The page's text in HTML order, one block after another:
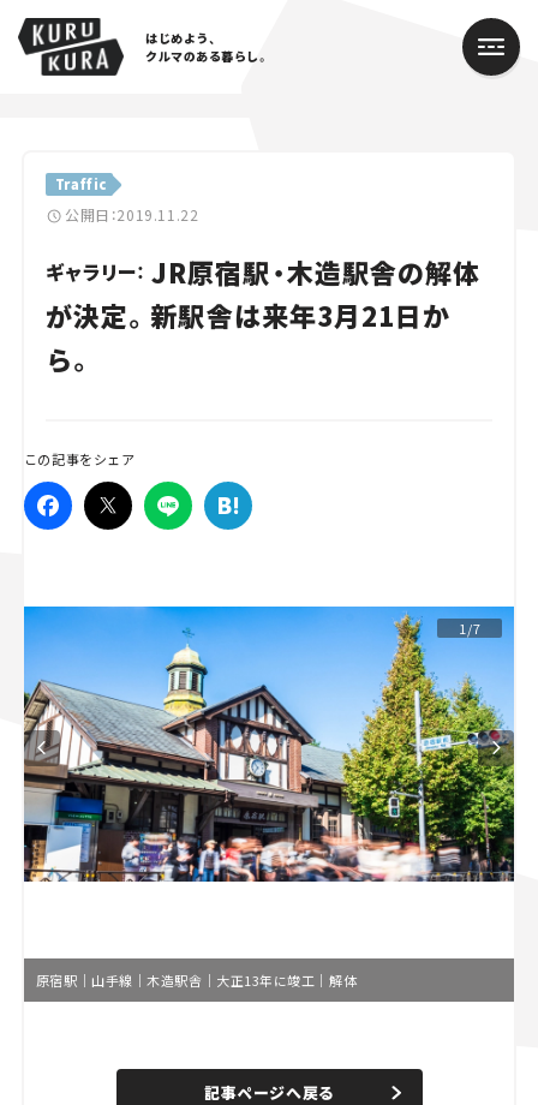
はじめよう、
クルマのある暮らし。
Traffic
公開日：2019.11.22
ギャラリー： JR原宿駅・木造駅舎の解体
が決定。新駅舎は来年3月21日か
ら。
この記事をシェア
1/7
原宿駅｜山手線｜木造駅舎｜大正13年に竣工｜解体
記事ページへ戻る
Cars
Lifestyle
Traffic
Special
Campaign
人気のハッシュタグ